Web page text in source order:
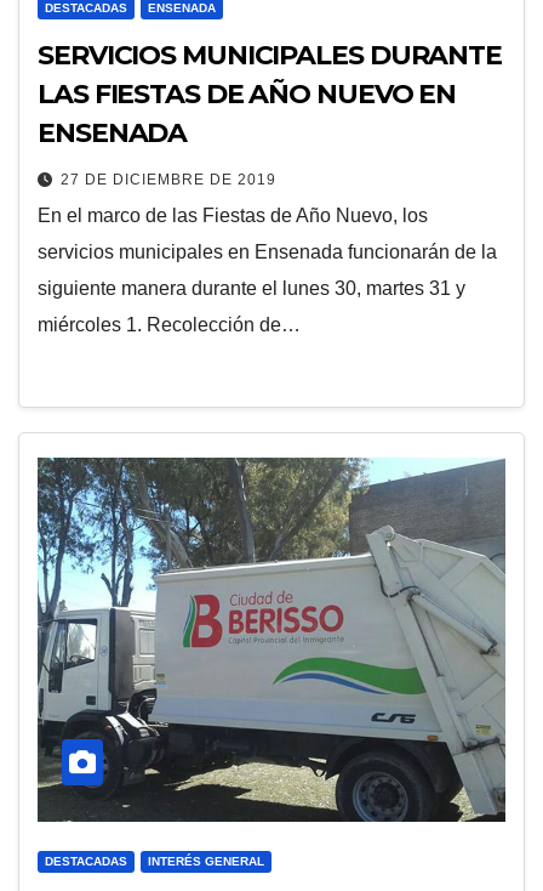
DESTACADAS ENSENADA
SERVICIOS MUNICIPALES DURANTE
LAS FIESTAS DE AÑO NUEVO EN
ENSENADA
27 DE DICIEMBRE DE 2019
En el marco de las Fiestas de Año Nuevo, los
servicios municipales en Ensenada funcionarán de la
siguiente manera durante el lunes 30, martes 31 y
miércoles 1. Recolección de…
DESTACADAS INTERÉS GENERAL